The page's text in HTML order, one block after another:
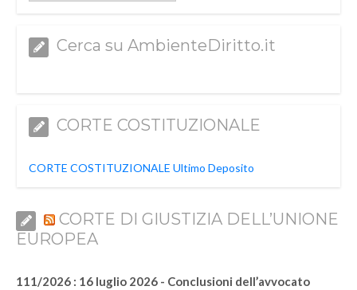
Cerca su AmbienteDiritto.it
CORTE COSTITUZIONALE
CORTE COSTITUZIONALE Ultimo Deposito
CORTE DI GIUSTIZIA DELL’UNIONE
EUROPEA
111/2026 : 16 luglio 2026 - Conclusioni dell’avvocato